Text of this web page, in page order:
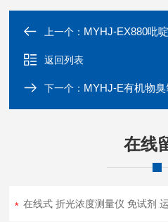
上一个： MYHJ-EX880吡啶他啶
返回列表
下一个： MYHJ-E有机物臭氧
在线